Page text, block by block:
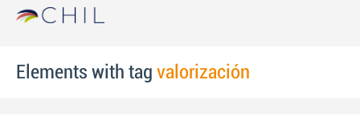
Elements with tag valorización